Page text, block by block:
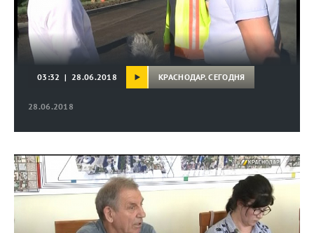
28.06.2018
03:32 | 28.06.2018 КРАСНОДАР. СЕГОДНЯ